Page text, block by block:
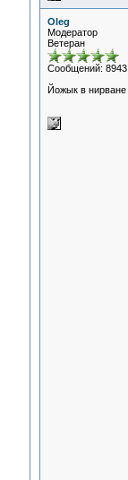
Oleg
Модератор
Ветеран
Сообщений: 8943
Йожык в нирване